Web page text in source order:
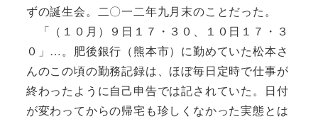
ずの誕生会。二〇一二年九月末のことだった。
「（１０月）９日１７・３０、１０日１７・３
０」…。肥後銀行（熊本市）に勤めていた松本さ
んのこの頃の勤務記録は、ほぼ毎日定時で仕事が
終わったように自己申告では記されていた。日付
が変わってからの帰宅も珍しくなかった実態とは